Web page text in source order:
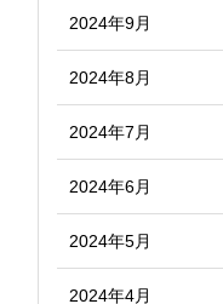
2024年9月
2024年8月
2024年7月
2024年6月
2024年5月
2024年4月